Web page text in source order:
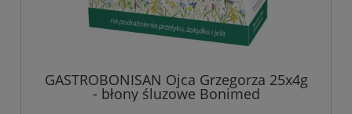
GASTROBONISAN Ojca Grzegorza 25x4g
- błony śluzowe Bonimed